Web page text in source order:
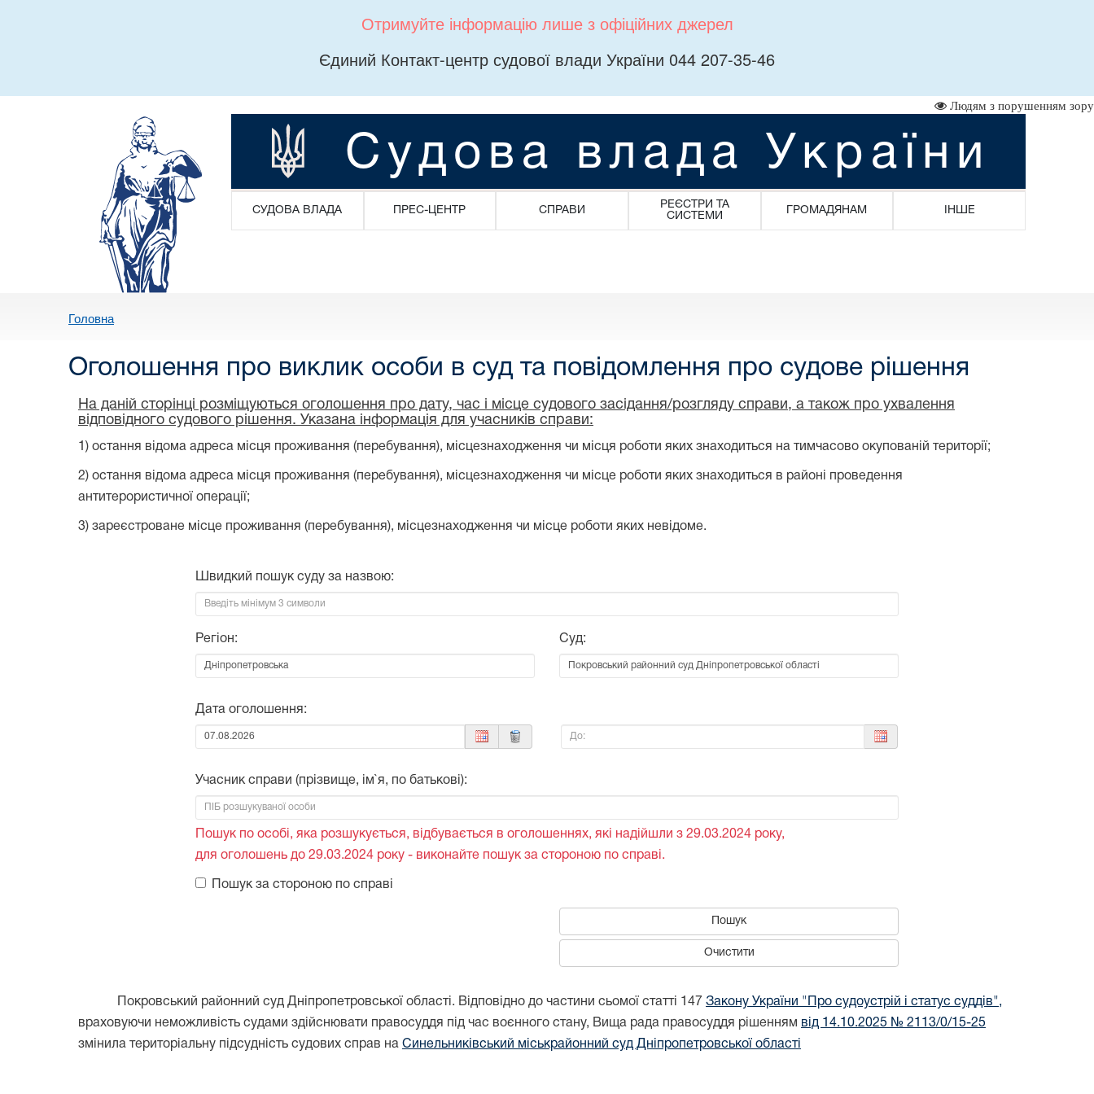
Отримуйте інформацію лише з офіційних джерел
Єдиний Контакт-центр судової влади України 044 207-35-46
Людям з порушенням зору
Судова влада України
СУДОВА ВЛАДА ПРЕС-ЦЕНТР СПРАВИ
РЕЄСТРИ ТА
СИСТЕМИ
ГРОМАДЯНАМ ІНШЕ
Головна
Оголошення про виклик особи в суд та повідомлення про судове рішення
На даній сторінці розміщуються оголошення про дату, час і місце судового засідання/розгляду справи, а також про ухвалення
відповідного судового рішення. Указана інформація для учасників справи:
1) остання відома адреса місця проживання (перебування), місцезнаходження чи місця роботи яких знаходиться на тимчасово окупованій території;
2) остання відома адреса місця проживання (перебування), місцезнаходження чи місце роботи яких знаходиться в районі проведення
антитерористичної операції;
3) зареєстроване місце проживання (перебування), місцезнаходження чи місце роботи яких невідоме.
Швидкий пошук суду за назвою:
Регіон: Суд:
Дата оголошення:
Від: До:
Учасник справи (прізвище, ім`я, по батькові):
Пошук по особі, яка розшукується, відбувається в оголошеннях, які надійшли з 29.03.2024 року,
для оголошень до 29.03.2024 року - виконайте пошук за стороною по справі.
Пошук за стороною по справі
Пошук
Очистити
Покровський районний суд Дніпропетровської області. Відповідно до частини сьомої статті 147 Закону України "Про судоустрій і статус суддів",
враховуючи неможливість судами здійснювати правосуддя під час воєнного стану, Вища рада правосуддя рішенням від 14.10.2025 № 2113/0/15-25
змінила територіальну підсудність судових справ на Синельниківський міськрайонний суд Дніпропетровської області